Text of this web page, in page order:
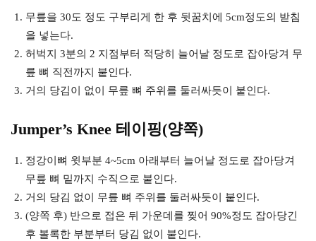
무릎을 30도 정도 구부리게 한 후 뒷꿈치에 5cm정도의 받침
을 넣는다.
허벅지 3분의 2 지점부터 적당히 늘어날 정도로 잡아당겨 무
릎 뼈 직전까지 붙인다.
거의 당김이 없이 무릎 뼈 주위를 둘러싸듯이 붙인다.
Jumper’s Knee 테이핑(양쪽)
정강이뼈 윗부분 4~5cm 아래부터 늘어날 정도로 잡아당겨
무릎 뼈 밑까지 수직으로 붙인다.
거의 당김 없이 무릎 뼈 주위를 둘러싸듯이 붙인다.
(양쪽 후) 반으로 접은 뒤 가운데를 찢어 90%정도 잡아당긴
후 볼록한 부분부터 당김 없이 붙인다.